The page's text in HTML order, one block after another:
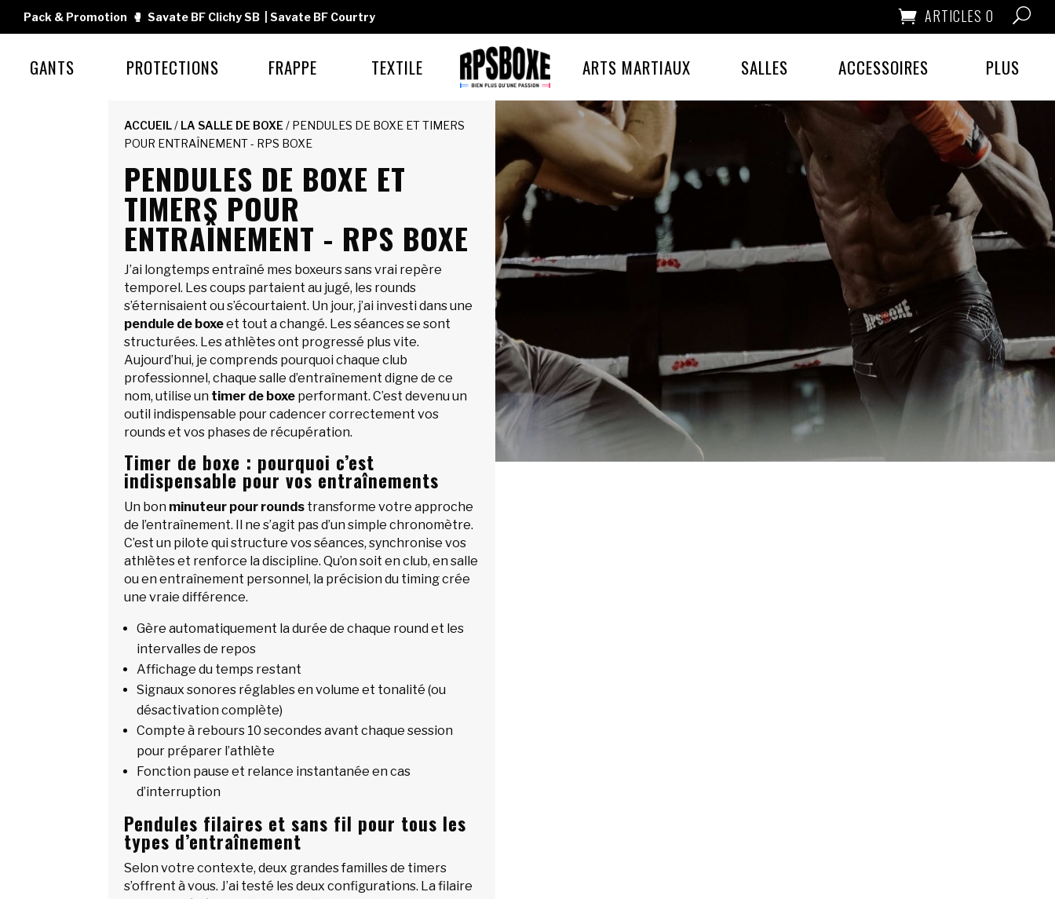
Pack & Promotion 🥊 Savate BF Clichy SB Savate BF Courtry ARTICLES 0
GANTS PROTECTIONS FRAPPE TEXTILE ARTS MARTIAUX SALLES ACCESSOIRES PLUS
ACCUEIL/ LA SALLE DE BOXE / PENDULES DE BOXE ET TIMERS
POUR ENTRAÎNEMENT - RPS BOXE
PENDULES DE BOXE ET
TIMERS POUR
ENTRAÎNEMENT - RPS BOXE
J’ai longtemps entraîné mes boxeurs sans vrai repère
temporel. Les coups partaient au jugé, les rounds
s’éternisaient ou s’écourtaient. Un jour, j’ai investi dans une
pendule de boxeet tout a changé. Les séances se sont
structurées. Les athlètes ont progressé plus vite.
Aujourd’hui, je comprends pourquoi chaque club
professionnel, chaque salle d’entraînement digne de ce
nom, utilise un timer de boxeperformant. C’est devenu un
outil indispensable pour cadencer correctement vos
rounds et vos phases de récupération.
Timer de boxe : pourquoi c’est
indispensable pour vos entraînements
Un bon minuteur pour roundstransforme votre approche
de l’entraînement. Il ne s’agit pas d’un simple chronomètre.
C’est un pilote qui structure vos séances, synchronise vos
athlètes et renforce la discipline. Qu’on soit en club, en salle
ou en entraînement personnel, la précision du timing crée
une vraie différence.
Gère automatiquement la durée de chaque round et les
intervalles de repos
Affichage du temps restant
Signaux sonores réglables en volume et tonalité (ou
désactivation complète)
Compte à rebours 10 secondes avant chaque session
pour préparer l’athlète
Fonction pause et relance instantanée en cas
d’interruption
Pendules filaires et sans fil pour tous les
types d’entraînement
Selon votre contexte, deux grandes familles de timers
s’offrent à vous. J’ai testé les deux configurations. La filaire